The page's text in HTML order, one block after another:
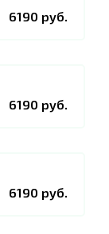
6190 руб.
6190 руб.
6190 руб.